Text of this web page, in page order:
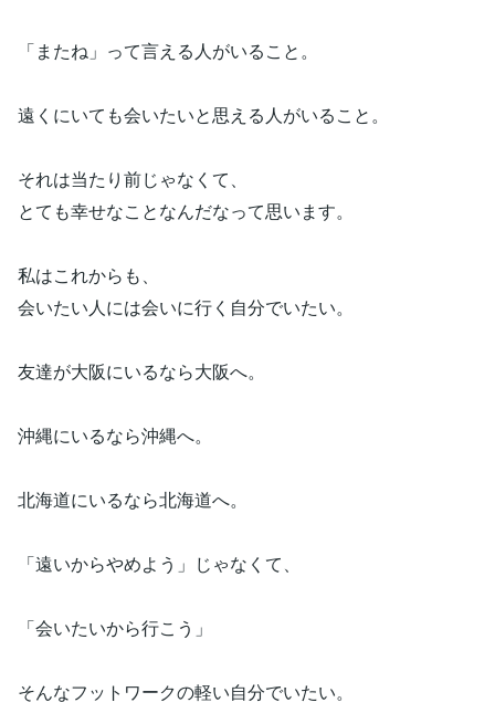
「またね」って言える人がいること。
遠くにいても会いたいと思える人がいること。
それは当たり前じゃなくて、
とても幸せなことなんだなって思います。
私はこれからも、
会いたい人には会いに行く自分でいたい。
友達が大阪にいるなら大阪へ。
沖縄にいるなら沖縄へ。
北海道にいるなら北海道へ。
「遠いからやめよう」じゃなくて、
「会いたいから行こう」
そんなフットワークの軽い自分でいたい。